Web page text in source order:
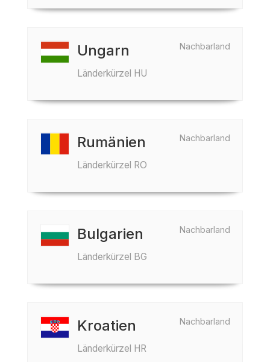
Nachbarland
Ungarn
Länderkürzel HU
Nachbarland
Rumänien
Länderkürzel RO
Nachbarland
Bulgarien
Länderkürzel BG
Nachbarland
Kroatien
Länderkürzel HR